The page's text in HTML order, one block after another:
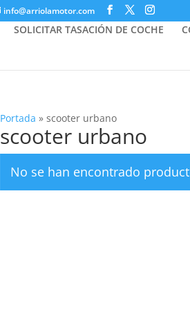
info@arriolamotor.com
SOLICITAR TASACIÓN DE COCHE
Portada »scooter urbano
scooter urbano
No se han encontrado